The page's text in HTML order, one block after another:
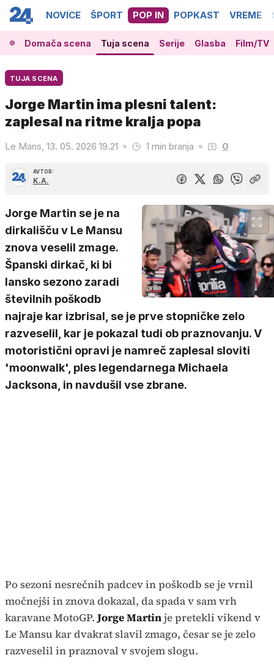
NOVICE ŠPORT POP IN POPKAST VREME
Domača scena Tuja scena Serije Glasba Film/TV
TUJA SCENA
Jorge Martin ima plesni talent:
zaplesal na ritme kralja popa
Le Mans, 13. 05. 2026 19.21 1 min branja 0
AVTOR:
K.A.
Jorge Martin se je na
dirkališču v Le Mansu
znova veselil zmage.
Španski dirkač, ki bi
lansko sezono zaradi
številnih poškodb
najraje kar izbrisal, se je prve stopničke zelo
razveselil, kar je pokazal tudi ob praznovanju. V
motoristični opravi je namreč zaplesal sloviti
'moonwalk', ples legendarnega Michaela
Jacksona, in navdušil vse zbrane.
Po sezoni nesrečnih padcev in poškodb se je vrnil
močnejši in znova dokazal, da spada v sam vrh
karavane MotoGP.Jorge Martinje pretekli vikend v
Le Mansu kar dvakrat slavil zmago, česar se je zelo
razveselil in praznoval v svojem slogu.